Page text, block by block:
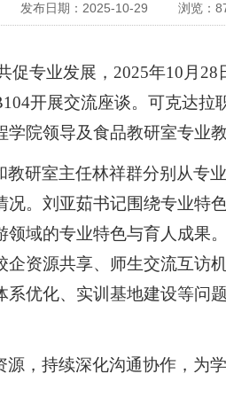
发布日期：2025-10-29 浏览：
促专业发展， 2025年10月
开展交流座谈。可克达拉
院领导及食品教研室专业教
研室主任林祥群分别从专
。刘亚茹书记围绕专业特
域的专业特色与育人成果
资源共享、师生交流互访
优化、实训基地建设等问
，持续深化沟通协作，为